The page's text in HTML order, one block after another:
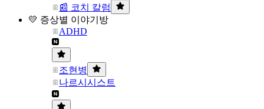
📰 코치 칼럼
💛 증상별 이야기방
ADHD
조현병
나르시시스트